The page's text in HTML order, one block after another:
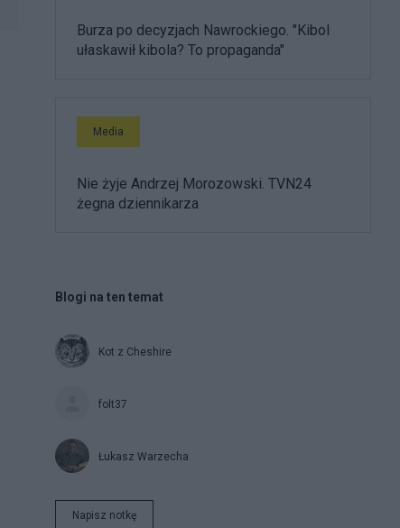
Burza po decyzjach Nawrockiego. "Kibol
ułaskawił kibola? To propaganda"
Media
Nie żyje Andrzej Morozowski. TVN24
żegna dziennikarza
Blogi na ten temat
Kot z Cheshire
folt37
Łukasz Warzecha
Napisz notkę